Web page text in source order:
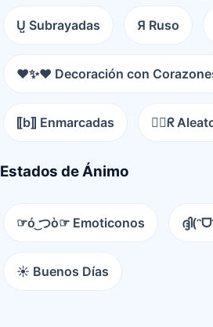
U̺ Subrayadas Я Ruso
❤️✨❤️ Decoración con
⟦b⟧ Enmarcadas 😵‍💫ᖇ
Estados de Ánimo
☞ó ͜つò☞ Emoticonos
☀️ Buenos Días